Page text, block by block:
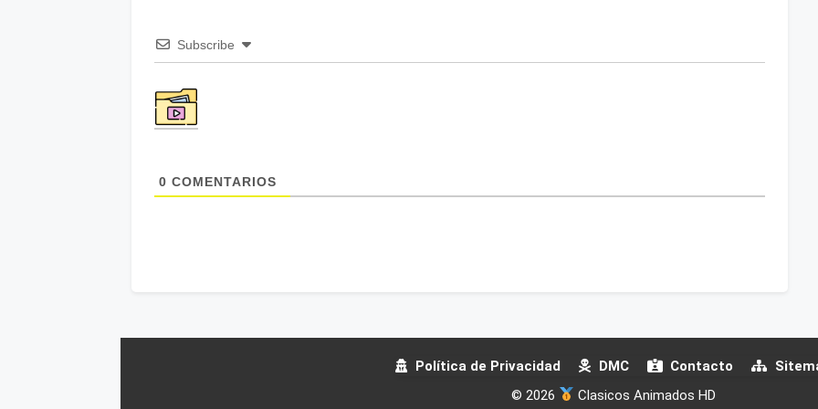
Subscribe
0 COMENTARIOS
Política de Privacidad DMC Contacto
© 2026
Clasicos Animados HD